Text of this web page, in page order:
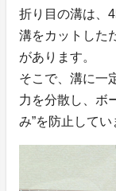
折り目の溝は、
溝をカットした
があります。
そこで、溝に一
力を分散し、ボ
み”を防止してい